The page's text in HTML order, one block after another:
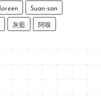
Suan-san
灰藍 阿嗅